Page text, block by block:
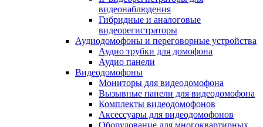
видеонаблюдения
Гибридные и аналоговые
видеорегистраторы
Аудиодомофоны и переговорные устройства
Аудио трубки для домофона
Аудио панели
Видеодомофоны
Мониторы для видеодомофона
Вызывные панели для видеодомофона
Комплекты видеодомофонов
Аксессуары для видеодомофонов